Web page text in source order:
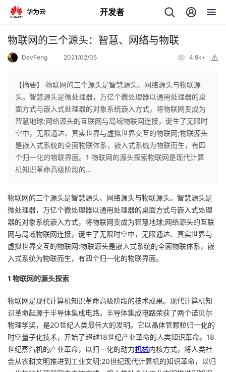
开发者
返
个
人
主
页
我
的
开
发
者
博
客
的
论
坛
我
的
圈
我
的
我
物联网的三个源头：智慧、网络与物联
DevFeng 2021/02/05 4.9k+
【摘要】 物联网的三个源头是智慧源头、网络源头与物联源
头。智慧源头是微处理器，万亿个微处理器以通用处理器的桌
面方式与嵌入式处理器的对象系统嵌入方式，将物联网变成为
智慧地球;网络源头的互联网与局域物联网连接，诞生了无限时
空中，无限通达、真实世界与虚拟世界交互的物联网;物联源头
是嵌入式系统的全面物联体系，嵌入式系统为物联而生，有四
个归一化的物联界面。1 物联网的源头探索物联网是现代计算
机知识革命高级阶段的...
物联网的三个源头是智慧源头、网络源头与物联源头。智慧源头是
微处理器，万亿个微处理器以通用处理器的桌面方式与嵌入式处理
器的对象系统嵌入方式，将物联网变成为智慧地球;网络源头的互联
网与局域物联网连接，诞生了无限时空中，无限通达、真实世界与
虚拟世界交互的物联网;物联源头是嵌入式系统的全面物联体系，嵌
入式系统为物联而生，有四个归一化的物联界面。
1 物联网的源头探索
物联网是现代计算机知识革命高级阶段的技术成果。现代计算机知
识革命起源于半导体集成电路。半导体集成电路荣获了两个诺贝尔
物理学奖，是2O世纪人类最伟大的发明。它以晶体管颗粒归一化的
时空量子化技术，开始了超越18世纪产业革命的人类知识革命。18
世纪蒸汽机的产业革命，以归一化的动力机械内核方式，将人类社
会从农耕文明推进到工业文明;20世纪现代计算机的知识革命，以归